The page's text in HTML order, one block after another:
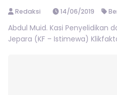
Redaksi 14/06/2019
Abdul Muid. Kasi Penyelidikan
Jepara (KF – Istimewa)